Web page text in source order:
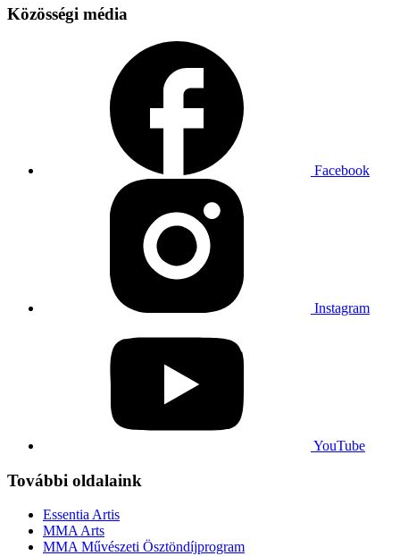
Közösségi média
Facebook
Instagram
YouTube
További oldalaink
Essentia Artis
MMA Arts
MMA Művészeti Ösztöndíjprogram